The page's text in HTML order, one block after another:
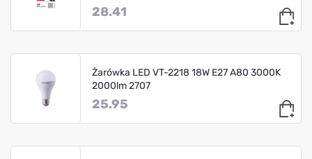
28.41
Żarówka LED VT-2218 18W E27 A80 3000K
2000lm 2707
25.95